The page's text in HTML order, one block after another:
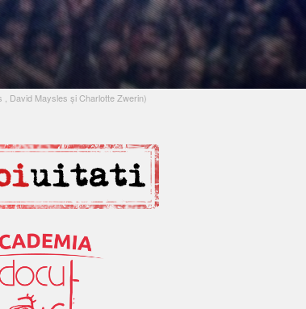
, David Maysles și Charlotte Zwerin)